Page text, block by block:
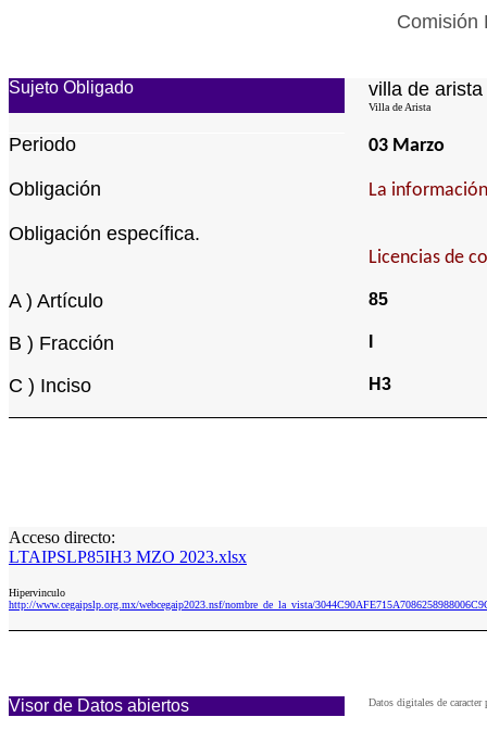
Comisión
Sujeto Obligado villa de arista
Villa de Arista
Periodo 03 Marzo
Obligación La
Obligación específica.
Licencias de
A ) Artículo 85
B ) Fracción
C ) Inciso H3
Acceso directo:
LTAIPSLP85IH3 MZO 2023.xlsx
Hipervinculo
http://www.cegaipslp.org.mx/webcegaip2023.nsf/nombre_de_la_vista/
Visor de Datos abiertos Datos digitales de